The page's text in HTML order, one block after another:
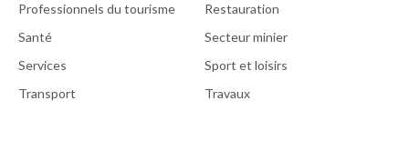
Professionnels du tourisme
Restauration
Santé
Secteur minier
Services
Sport et loisirs
Transport
Travaux